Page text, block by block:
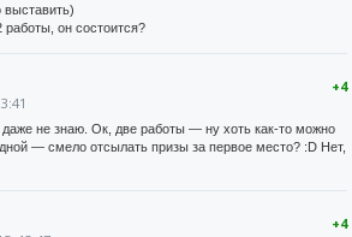
выставить)
работы, он состоится?
+4
не знаю. Ок, две работы — ну хоть как-то можно
— смело отсылать призы за первое место? :D Нет,
+4